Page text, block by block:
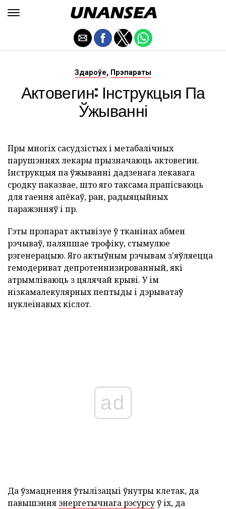
Здароўе, Прэпараты
Актовегин: Інструкцыя Па
Ўжыванні
Пры многіх сасудзістых і метабалічных
парушэннях лекары прызначаюць актовегин.
Інструкцыя па ўжыванні дадзенага лекавага
сродку паказвае, што яго таксама прапісваюць
для гаення апёкаў, ран, радыяцыйных
паражэнняў і пр.
Гэты прэпарат актывізуе ў тканінах абмен
рэчываў, паляпшае трофіку, стымулюе
рэгенерацыю. Яго актыўным рэчывам з'яўляецца
гемодериват депротеинизированный, які
атрымліваюць з цялячай крыві. У ім
нізкамалекулярных пептыды і дэрыватаў
нуклеінавых кіслот.
ad
Да ўзмацнення ўтылізацыі ўнутры клетак, да
павышэння энергетычнага рэсурсуў іх, да